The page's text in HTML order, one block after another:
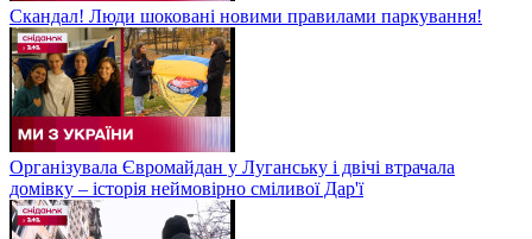
Скандал! Люди шоковані новими правилами паркування!
Організувала Євромайдан у Луганську і двічі втрачала
домівку – історія неймовірно сміливої Дар'ї